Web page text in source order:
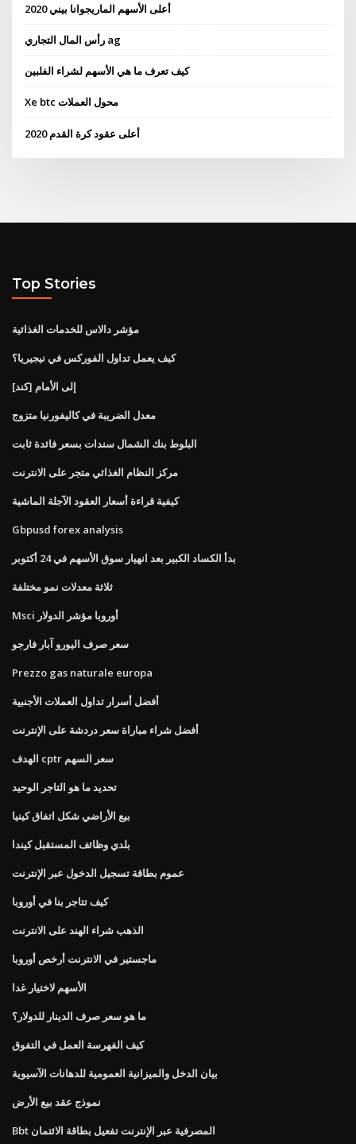
أعلى الأسهم الماريجوانا بيني 2020
رأس المال التجاري ag
كيف تعرف ما هي الأسهم لشراء الفلبين
Xe btc محول العملات
أعلى عقود كرة القدم 2020
Top Stories
مؤشر دالاس للخدمات الغذائية
كيف يعمل تداول الفوركس في نيجيريا؟
[كند] إلى الأمام
معدل الضريبة في كاليفورنيا متزوج
البلوط بنك الشمال سندات بسعر فائدة ثابت
مركز النظام الغذائي متجر على الانترنت
كيفية قراءة أسعار العقود الآجلة الماشية
Gbpusd forex analysis
بدأ الكساد الكبير بعد انهيار سوق الأسهم في 24 أكتوبر
ثلاثة معدلات نمو مختلفة
Msci أوروبا مؤشر الدولار
سعر صرف اليورو آبار فارجو
Prezzo gas naturale europa
أفضل أسرار تداول العملات الأجنبية
أفضل شراء مباراة سعر دردشة على الإنترنت
الهدف cptr سعر السهم
تحديد ما هو التاجر الوحيد
بيع الأراضي شكل اتفاق كينيا
بلدي وظائف المستقبل كيندا
عموم بطاقة تسجيل الدخول عبر الإنترنت
كيف تتاجر بنا في أوروبا
الذهب شراء الهند على الانترنت
ماجستير في الانترنت أرخص أوروبا
الأسهم لاختيار غدا
ما هو سعر صرف الدينار للدولار؟
كيف الفهرسة العمل في التفوق
بيان الدخل والميزانية العمومية للدهانات الآسيوية
نموذج عقد بيع الأرض
Bbt المصرفية عبر الإنترنت تفعيل بطاقة الائتمان